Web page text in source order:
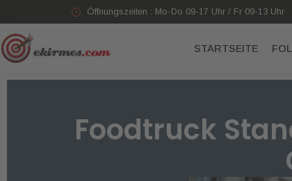
Öffnungszeiten : Mo-Do 09-17 Uhr / Fr 09-13 Uhr
STARTSEITE
Foodtruck